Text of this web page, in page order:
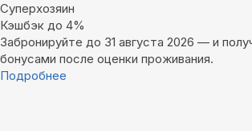
Суперхозяин
Кэшбэк до 4%
Забронируйте до 31 августа 2026 — и
бонусами после оценки проживания.
Подробнее